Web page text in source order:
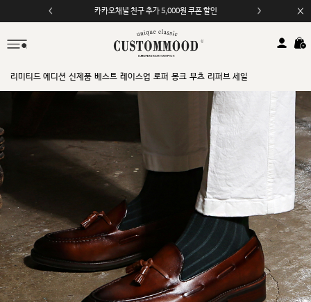
모바일 앱 자동 2,000원 할인
리미티드 에디션 신제품 베스트 레이스업 로퍼 몽크 부츠 리퍼브 세일